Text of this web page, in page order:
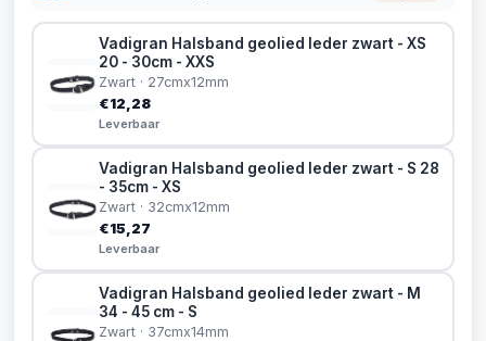
Vadigran Halsband geolied leder zwart - XS
20 - 30cm - XXS
Zwart · 27cmx12mm
€12,28
Leverbaar
Vadigran Halsband geolied leder zwart - S 28
- 35cm - XS
Zwart · 32cmx12mm
€15,27
Leverbaar
Vadigran Halsband geolied leder zwart - M
34 - 45 cm - S
Zwart · 37cmx14mm